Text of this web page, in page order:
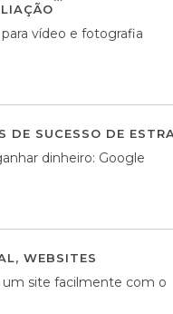
vídeo e fotografia
DE SUCESSO DE
dinheiro: Google
, WEBSITES
um site facilmente com o